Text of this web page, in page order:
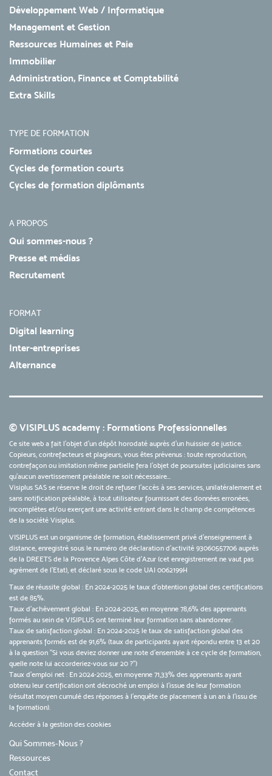
Développement Web / Informatique
Management et Gestion
Ressources Humaines et Paie
Immobilier
Administration, Finance et Comptabilité
Extra Skills
TYPE DE FORMATION
Formations courtes
Cycles de formation courts
Cycles de formation diplômants
A PROPOS
Qui sommes-nous ?
Presse et médias
Recrutement
FORMAT
Digital learning
Inter-entreprises
Alternance
© VISIPLUS academy : Formations Professionnelles
Ce site web a fait l'objet d'un dépôt horodaté auprès d'un huissier de justice.
Copieurs, contrefacteurs et plagieurs, vous êtes prévenus : toute reproduction,
contrefaçon ou imitation même partielle fera l'objet de poursuites judiciaires sans
qu’aucun avertissement préalable ne soit nécessaire...
Visiplus SAS se réserve le droit de refuser l'accès à ses services, unilatéralement et
sans notification préalable, à tout utilisateur fournissant des données erronées,
incomplètes et/ou exerçant une activité entrant dans le champ de compétences
de la société Visiplus.
VISIPLUS est un organisme de formation, établissement privé d’enseignement à
distance, enregistré sous le numéro de déclaration d’activité 93060557706 auprès
de la DREETS de la Provence Alpes Côte d’Azur (cet enregistrement ne vaut pas
agrément de l’Etat), et déclaré sous le code UAI 0062199H
Taux de réussite global : En 2024-2025 le taux d'obtention global des certifications
est de 85%.
Taux d’achèvement global : En 2024-2025, en moyenne 78,6% des apprenants
formés au sein de VISIPLUS ont terminé leur formation sans abandonner.
Taux de satisfaction global : En 2024-2025 le taux de satisfaction global des
apprenants formés est de 91,6% (taux de participants ayant répondu entre 13 et 20
à la question "Si vous deviez donner une note d’ensemble à ce cycle de formation,
quelle note lui accorderiez-vous sur 20 ?")
Taux d’emploi net : En 2024-2025, en moyenne 71,33% des apprenants ayant
obtenu leur certification ont décroché un emploi à l'issue de leur formation
(résultat moyen cumulé des réponses à l'enquête de placement à un an à l'issu de
la formation).
Accéder à la gestion des cookies
Qui Sommes-Nous ?
Ressources
Contact